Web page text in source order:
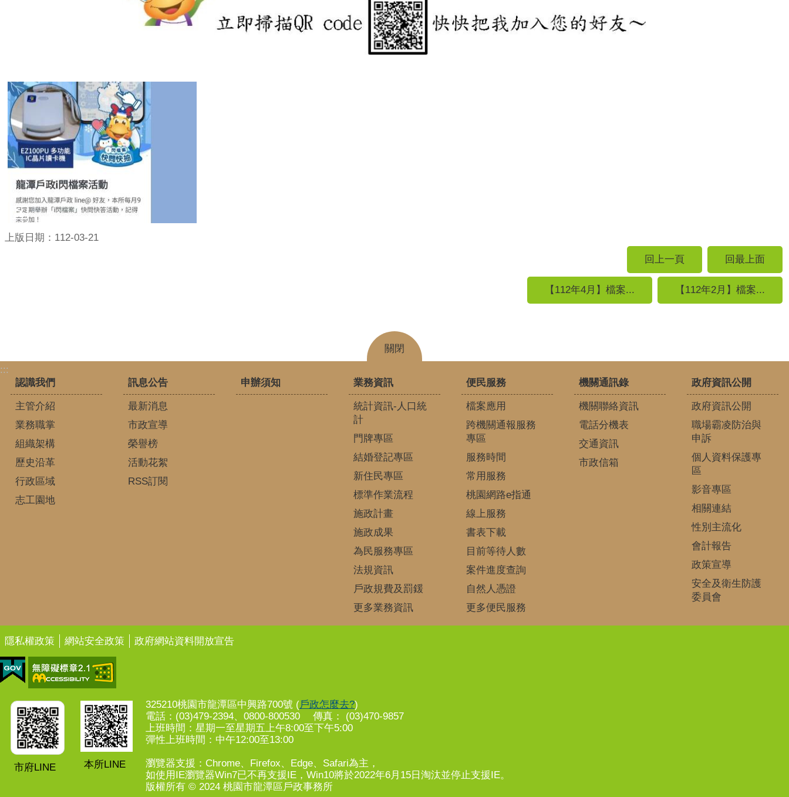
上版日期：112-03-21
回上一頁
回最上面
【112年4月】檔案... 【112年2月】檔案...
關閉
:::
認識我們
主管介紹
業務職掌
組織架構
歷史沿革
行政區域
志工園地
訊息公告
最新消息
市政宣導
榮譽榜
活動花絮
RSS訂閱
申辦須知 業務資訊
統計資訊-人口統
計
門牌專區
結婚登記專區
新住民專區
標準作業流程
施政計畫
施政成果
為民服務專區
法規資訊
戶政規費及罰鍰
更多業務資訊
便民服務
檔案應用
跨機關通報服務
專區
服務時間
常用服務
桃園網路e指通
線上服務
書表下載
目前等待人數
案件進度查詢
自然人憑證
更多便民服務
機關通訊錄
機關聯絡資訊
電話分機表
交通資訊
市政信箱
政府資訊公開
政府資訊公開
職場霸凌防治與
申訴
個人資料保護專
區
影音專區
相關連結
性別主流化
會計報告
政策宣導
安全及衛生防護
委員會
隱私權政策 網站安全政策 政府網站資料開放宣告
市府LINE 本所LINE
325210桃園市龍潭區中興路700號 (戶政怎麼去?)
電話：(03)479-2394、0800-800530 傳真： (03)470-9857
上班時間：星期一至星期五上午8:00至下午5:00
彈性上班時間：中午12:00至13:00
瀏覽器支援：Chrome、Firefox、Edge、Safari為主，
如使用IE瀏覽器Win7已不再支援IE，Win10將於2022年6月15日淘汰並停止支援IE。
版權所有 © 2024 桃園市龍潭區戶政事務所